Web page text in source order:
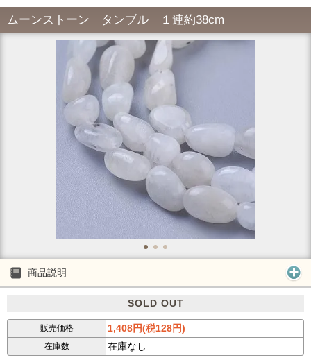
ムーンストーン タンブル １連約38cm
商品説明
SOLD OUT
販売価格 1,408円(税128円)
在庫数 在庫なし